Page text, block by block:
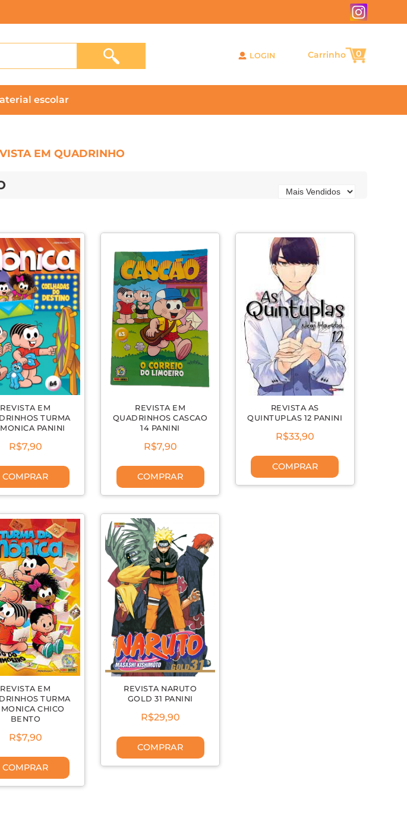
LOGIN 0
material escolar
EM QUADRINHO
REVISTA EM
TURMA
PANINI
R$7,90
COMPRAR
REVISTA EM
QUADRINHOS CASCAO
14 PANINI
R$7,90
COMPRAR
REVISTA AS
QUINTUPLAS 12 PANINI
R$33,90
COMPRAR
REVISTA EM
TURMA
CHICO
BENTO
R$7,90
COMPRAR
REVISTA NARUTO
GOLD 31 PANINI
R$29,90
COMPRAR